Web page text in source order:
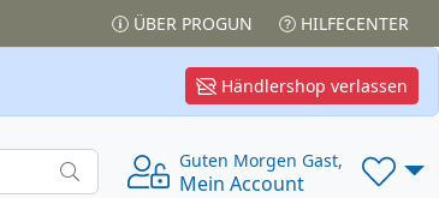
ÜBER PROGUN HILFECENTER
Händlershop verlassen
Guten Morgen Gast,
Mein Account